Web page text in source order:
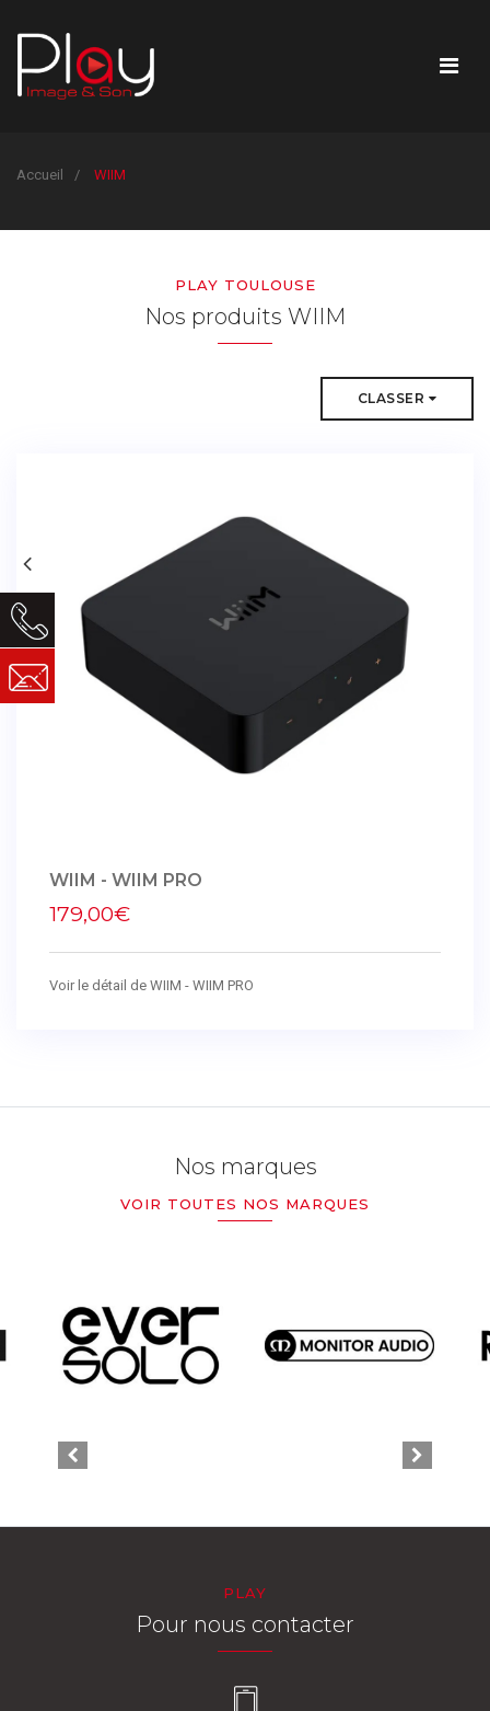
Accueil WIIM
PLAY TOULOUSE
Nos produits WIIM
CLASSER
WIIM - WIIM PRO
179,00€
Voir le détail de WIIM - WIIM PRO
Nos marques
VOIR TOUTES NOS MARQUES
PLAY
Pour nous contacter